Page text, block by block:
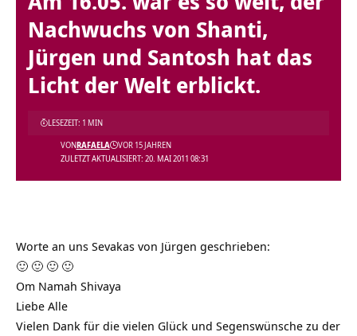
Nachwuchs von Shanti,
Jürgen und Santosh hat das
Licht der Welt erblickt.
ZULETZT AKTUALISIERT: 20. MAI 2011 08:31
VONRAFAELA VOR 15 JAHREN
LESEZEIT: 1 MIN
Worte an uns Sevakas von Jürgen geschrieben:
🙂 🙂 🙂 🙂
Om Namah Shivaya
Liebe Alle
Vielen Dank für die vielen Glück und Segenswünsche zu der